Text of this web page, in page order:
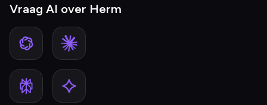
Vraag AI over Herm